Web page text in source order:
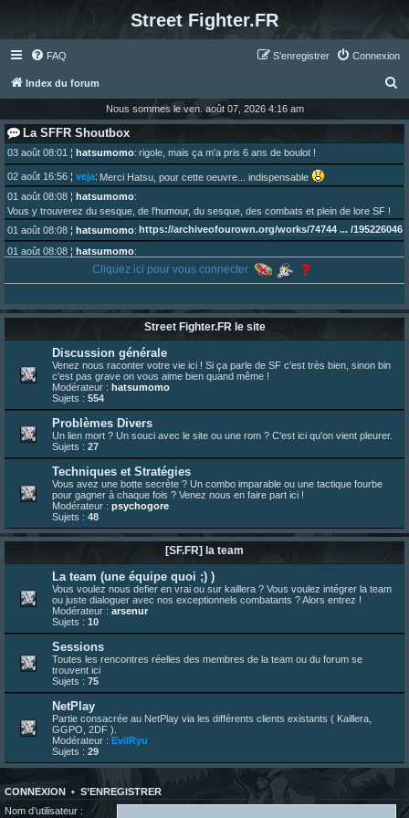
Street Fighter.FR
FAQ Connexion
S’enregistrer
Index du forum
c
h
e
Nous sommes le ven. août 07, 2026 4:16 am
La SFFR Shoutbox
03 août 08:01 ¦ hatsumomo: rigole, mais ça m'a pris 6 ans de boulot !
02 août 16:56 ¦ veja: Merci Hatsu, pour cette oeuvre... indispensable
01 août 08:08 ¦ hatsumomo:
Vous y trouverez du sesque, de l'humour, du sesque, des combats et plein de lore SF !
01 août 08:08 ¦ hatsumomo: https://archiveofourown.org/works/74744 ... /195226046
01 août 08:08 ¦ hatsumomo:
Aujourd'hui, c'est le yaoi day. Pour la peine je reposte ma dernière fic.
30 juil. 07:22¦hatsumomo:
26 juil. 22:09¦hatsumomo:bio de Alex en ligne les gens !
13 juil. 09:53¦hatsumomo:
bonjour les amis, je viens de poster ma 1e review de figurine !
23 juin 10:36¦indy:une très chouette SFFR shoutbox !
23 juin 07:30¦hatsumomo:nouvelle trad caniculaire les amis !
23 juin 07:26
hatsumomo
22 juin 12:27¦indy:Yo !
22 juin 08:49¦veja:Yo
Cliquez ici pour vous connecter
Street Fighter.FR le site
Discussion générale
Venez nous raconter votre vie ici ! Si ça parle de SF c'est très bien, sinon bin
c'est pas grave on vous aime bien quand même !
Modérateur : hatsumomo
Sujets : 554
Problèmes Divers
Un lien mort ? Un souci avec le site ou une rom ? C'est ici qu'on vient pleurer.
Sujets : 27
Techniques et Stratégies
Vous avez une botte secrète ? Un combo imparable ou une tactique fourbe
pour gagner à chaque fois ? Venez nous en faire part ici !
Modérateur : psychogore
Sujets : 48
[SF.FR] la team
La team (une équipe quoi ;) )
Vous voulez nous defier en vrai ou sur kaillera ? Vous voulez intégrer la team
ou juste dialoguer avec nos exceptionnels combatants ? Alors entrez !
Modérateur : arsenur
Sujets : 10
Sessions
Toutes les rencontres réelles des membres de la team ou du forum se
trouvent ici
Sujets : 75
NetPlay
Partie consacrée au NetPlay via les différents clients existants ( Kaillera,
GGPO, 2DF ).
Modérateur : EvilRyu
Sujets : 29
CONNEXION • S’ENREGISTRER
Nom d’utilisateur :